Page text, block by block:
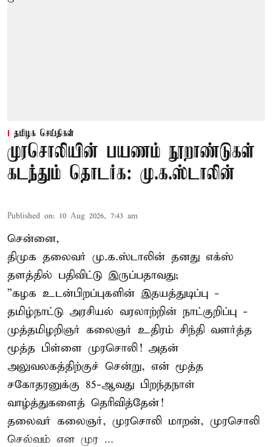
தமிழக செய்திகள்
முரசொலியின் பயணம் நூறாண்டுகள்
கடந்தும் தொடர்க: மு.க.ஸ்டாலின்
Published on: 10 Aug 2026, 7:43 am
சென்னை,
திமுக தலைவர் மு.க.ஸ்டாலின் தனது எக்ஸ்
தளத்தில் பதிவிட்டு இருப்பதாவது;
”கழக உடன்பிறப்புகளின் இதயத்துடிப்பு -
தமிழ்நாட்டு அரசியல் வரலாற்றின் நாட்குறிப்பு -
முத்தமிழறிஞர் கலைஞர் உதிரம் சிந்தி வளர்த்த
மூத்த பிள்ளை முரசொலி! அதன்
அலுவலகத்திற்குச் சென்று, என் மூத்த
சகோதரனுக்கு 85-ஆவது பிறந்தநாள்
வாழ்த்துகளைத் தெரிவித்தேன்!
தலைவர் கலைஞர், முரசொலி மாறன், முரசொலி
செல்வம் என முர ...